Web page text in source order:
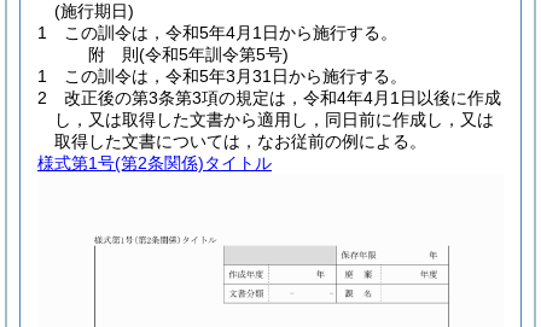
(施行期日)
1
この訓令は，令和5年4月1日から施行する。
附 則(令和5年訓令第5号)
1
この訓令は，令和5年3月31日から施行する。
2
改正後の第3条第3項の規定は，令和4年4月1日以後に作成
し，又は取得した文書から適用し，同日前に作成し，又は
取得した文書については，なお従前の例による。
様式第1号(第2条関係)タイトル